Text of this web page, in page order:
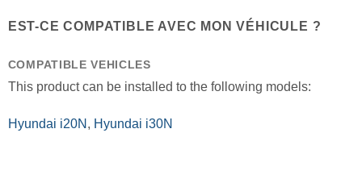
EST-CE COMPATIBLE AVEC MON VÉHICULE ?
COMPATIBLE VEHICLES
This product can be installed to the following models:
Hyundai i20N , Hyundai i30N